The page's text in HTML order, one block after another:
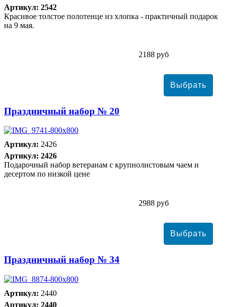
Артикул: 2542
Красивое толстое полотенце из хлопка - практичный подарок
на 9 мая.
2188 руб
Праздничный набор № 20
Артикул: 2426
Артикул: 2426
Подарочный набор ветеранам с крупнолистовым чаем и
десертом по низкой цене
2988 руб
Праздничный набор № 34
Артикул: 2440
Артикул: 2440